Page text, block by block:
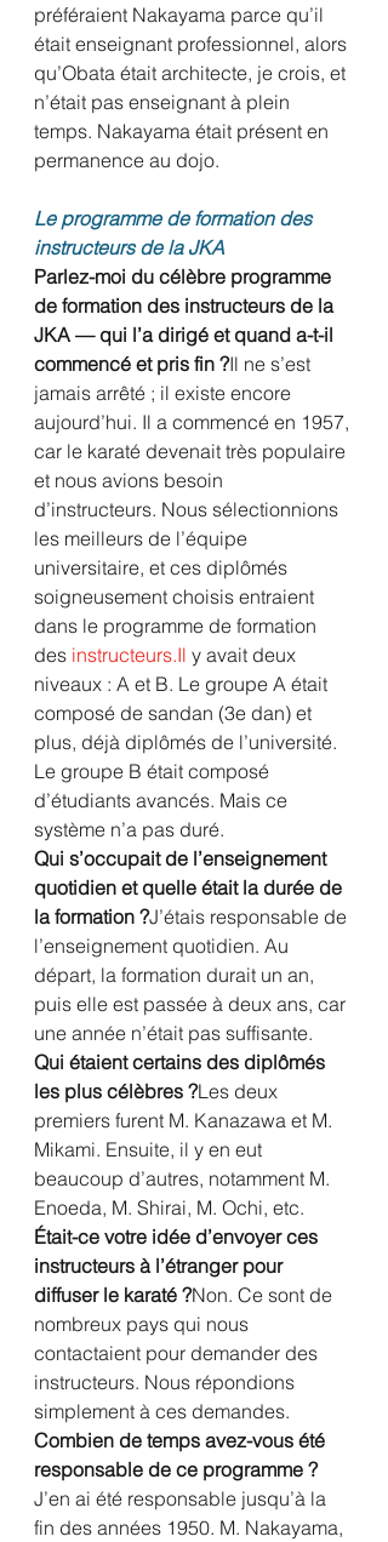
préféraient Nakayama parce qu’il
était enseignant professionnel, alors
qu’Obata était architecte, je crois, et
n’était pas enseignant à plein
temps. Nakayama était présent en
permanence au dojo.
Le programme de formation des
instructeurs de la JKA
Parlez-moi du célèbre programme
de formation des instructeurs de la
JKA — qui l’a dirigé et quand a-t-il
commencé et pris fin ?Il ne s’est
jamais arrêté ; il existe encore
aujourd’hui. Il a commencé en 1957,
car le karaté devenait très populaire
et nous avions besoin
d’instructeurs. Nous sélectionnions
les meilleurs de l’équipe
universitaire, et ces diplômés
soigneusement choisis entraient
dans le programme de formation
des instructeurs.Il y avait deux
niveaux : A et B. Le groupe A était
composé de sandan (3e dan) et
plus, déjà diplômés de l’université.
Le groupe B était composé
d’étudiants avancés. Mais ce
système n’a pas duré.
Qui s’occupait de l’enseignement
quotidien et quelle était la durée de
la formation ?J’étais responsable de
l’enseignement quotidien. Au
départ, la formation durait un an,
puis elle est passée à deux ans, car
une année n’était pas suffisante.
Qui étaient certains des diplômés
les plus célèbres ?Les deux
premiers furent M. Kanazawa et M.
Mikami. Ensuite, il y en eut
beaucoup d’autres, notamment M.
Enoeda, M. Shirai, M. Ochi, etc.
Était-ce votre idée d’envoyer ces
instructeurs à l’étranger pour
diffuser le karaté ?Non. Ce sont de
nombreux pays qui nous
contactaient pour demander des
instructeurs. Nous répondions
simplement à ces demandes.
Combien de temps avez-vous été
responsable de ce programme ?
J’en ai été responsable jusqu’à la
fin des années 1950. M. Nakayama,